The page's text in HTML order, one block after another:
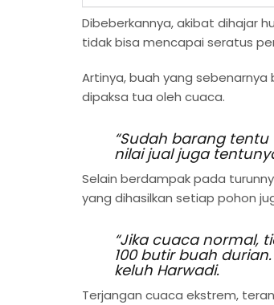
Dibeberkannya, akibat dihajar
tidak bisa mencapai seratus
Artinya, buah yang
dipaksa tua oleh cuaca.
“Sudah barang
nilai jual juga
Selain berdampak pada
yang dihasilkan setiap pohon
“Jika cuaca normal,
100 butir buah
keluh Harwadi.
Terjangan cuaca ekstrem,